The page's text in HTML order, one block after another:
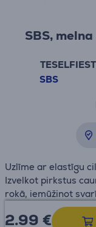
SBS,
SBS
Uzlīme ar elastīgu
Izvelkot pirkstus
rokā, iemūžinot
2.99 €